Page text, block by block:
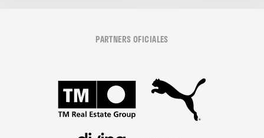
PARTNERS OFICIALES